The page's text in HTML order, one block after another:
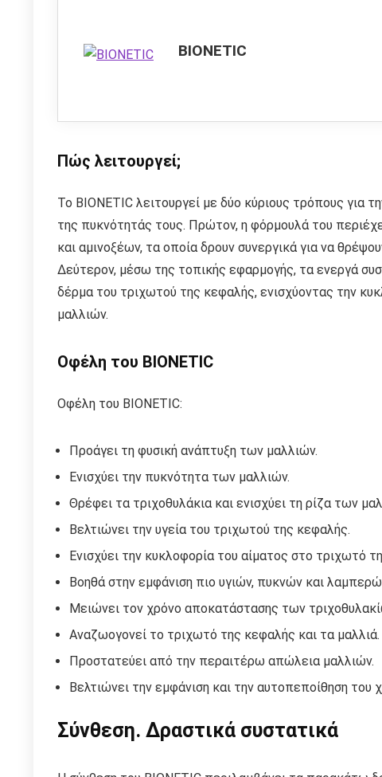
BIONETIC
Πώς λειτουργεί;
Το BIONETIC λειτουργεί με δύο κύριους τρόπους
της πυκνότητάς τους. Πρώτον, η φόρμουλά του
και αμινοξέων, τα οποία δρουν συνεργικά για να
Δεύτερον, μέσω της τοπικής εφαρμογής, τα ενεργά
δέρμα του τριχωτού της κεφαλής, ενισχύοντας την
μαλλιών.
Οφέλη του BIONETIC
Οφέλη του BIONETIC:
Προάγει τη φυσική ανάπτυξη των μαλλιών.
Ενισχύει την πυκνότητα των μαλλιών.
Θρέφει τα τριχοθυλάκια και ενισχύει τη ρίζα των
Βελτιώνει την υγεία του τριχωτού της κεφαλής.
Ενισχύει την κυκλοφορία του αίματος στο τριχωτό
Βοηθά στην εμφάνιση πιο υγιών, πυκνών και
Μειώνει τον χρόνο αποκατάστασης των
Αναζωογονεί το τριχωτό της κεφαλής και τα μαλλιά.
Προστατεύει από την περαιτέρω απώλεια μαλλιών.
Βελτιώνει την εμφάνιση και την αυτοπεποίθηση του
Σύνθεση. Δραστικά συστατικά